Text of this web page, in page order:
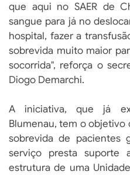
que aqui no SAER de
sangue para já no
hospital, fazer a
sobrevida muito maior
socorrida", reforça o
Diogo Demarchi.
A iniciativa, que já
Blumenau, tem o objetivo
sobrevida de pacientes
serviço presta suporte
estrutura de uma